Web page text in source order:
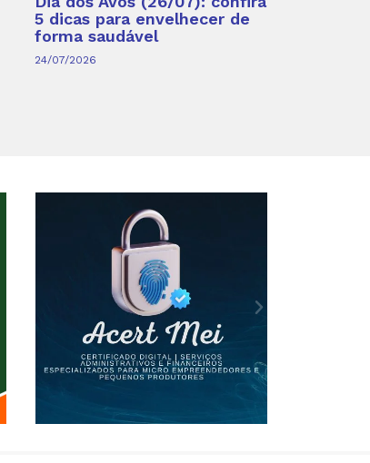
5 dicas para envelhecer de
forma saudável
24/07/2026